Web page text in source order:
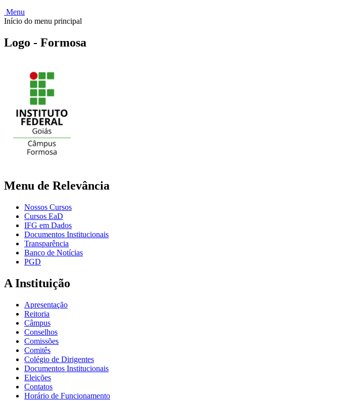
Menu
Início do menu principal
Logo - Formosa
Menu de Relevância
Nossos Cursos
Cursos EaD
IFG em Dados
Documentos Institucionais
Transparência
Banco de Notícias
PGD
A Instituição
Apresentação
Reitoria
Câmpus
Conselhos
Comissões
Comitês
Colégio de Dirigentes
Documentos Institucionais
Eleições
Contatos
Horário de Funcionamento